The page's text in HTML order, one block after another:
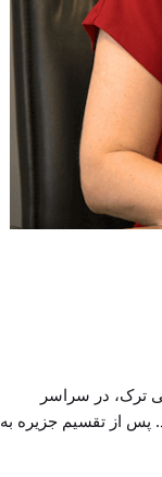
ترک، در سراسر
پس از تقسیم جزیره به